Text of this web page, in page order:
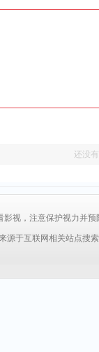
还没
影视，注意保护视力并
源于互联网相关站点搜